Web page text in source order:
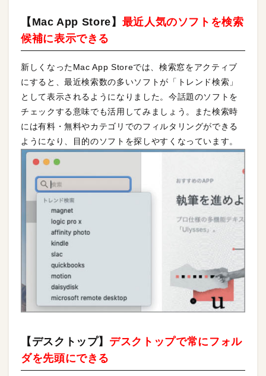
【Mac App Store】 最近人気のソフトを検索
候補に表示できる
新しくなったMac App Storeでは、検索窓をアクティブ
にすると、最近検索数の多いソフトが「トレンド検索」
として表示されるようになりました。今話題のソフトを
チェックする意味でも活用してみましょう。また検索時
には有料・無料やカテゴリでのフィルタリングができる
ようになり、目的のソフトを探しやすくなっています。
【デスクトップ】 デスクトップで常にフォル
ダを先頭にできる